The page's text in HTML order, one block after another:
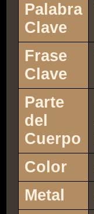
Palabra
Clave
Frase
Clave
Parte
del
Cuerpo
Color
Metal